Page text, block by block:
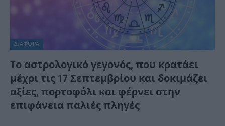
ΔΙΆΦΟΡΑ
Tο αστρολογικό γεγονός, που κρατάει
μέχρι τις 17 Σεπτεμβρίου και δοκιμάζει
αξίες, πορτοφόλι και φέρνει στην
επιφάνεια παλιές πληγές